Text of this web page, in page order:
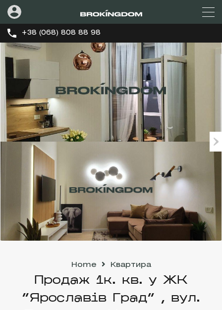
+38 (068) 808 88 98
Home Квартира
Продаж 1к. кв. у ЖК
“Ярославів Град” , вул.